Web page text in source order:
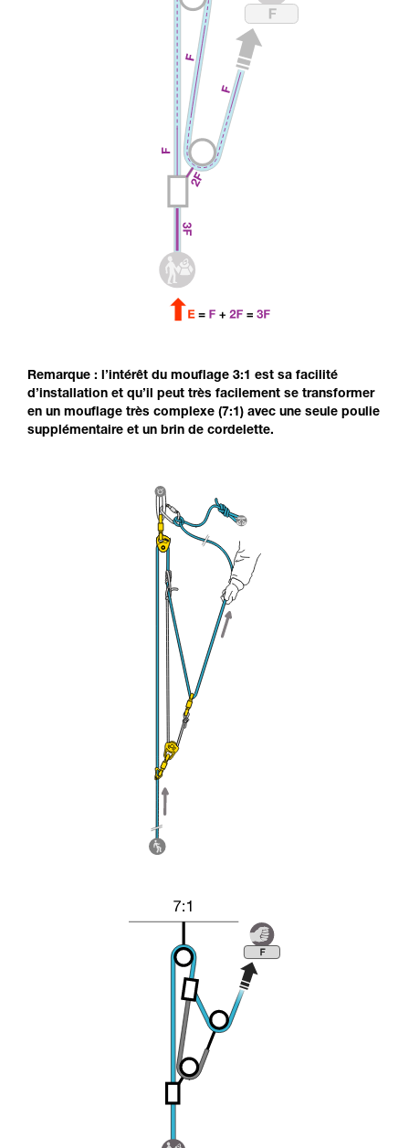
Remarque : l’intérêt du mouflage 3:1 est sa facilité
d’installation et qu’il peut très facilement se transformer
en un mouflage très complexe (7:1) avec une seule poulie
supplémentaire et un brin de cordelette.